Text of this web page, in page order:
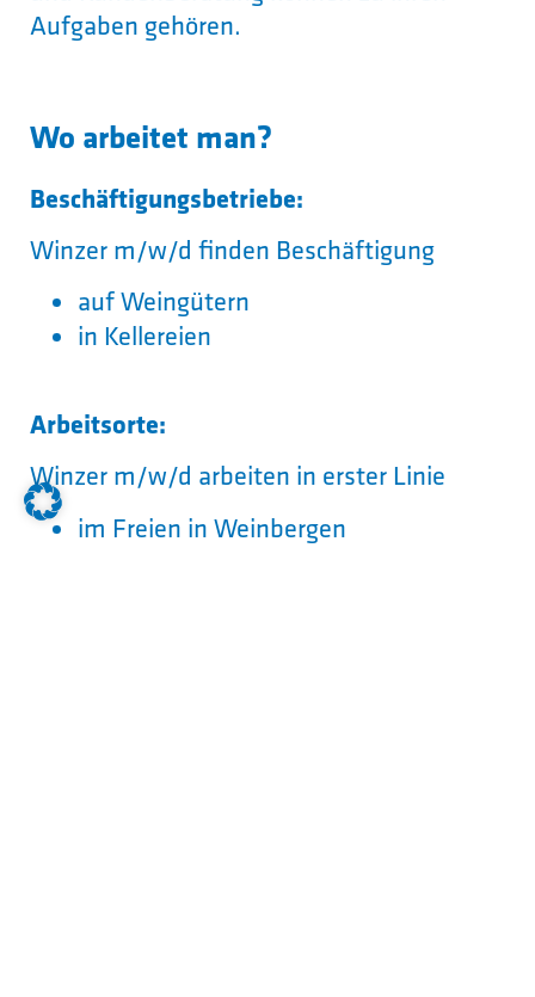
Aufgaben gehören.
Wo arbeitet man?
Beschäftigungsbetriebe:
Winzer m/w/d finden Beschäftigung
auf Weingütern
in Kellereien
Arbeitsorte:
Winzer m/w/d arbeiten in erster Linie
im Freien in Weinbergen